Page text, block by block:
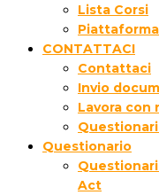
Lista Corsi
CONTATTACI
Contattaci
Invio
Lavora con
Questionario
Act